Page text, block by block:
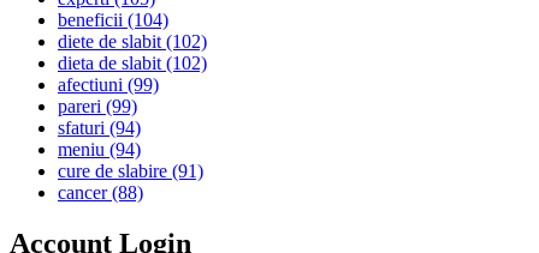
beneficii (104)
diete de slabit(102)
dieta de slabit(102)
afectiuni (99)
pareri (99)
sfaturi (94)
meniu (94)
cure de slabire (91)
cancer(88)
Account Login